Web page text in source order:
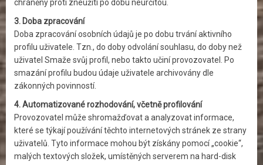
chráněny proti zneužití po dobu neurčitou.
3. Doba zpracování
Doba zpracování osobních údajů je po dobu trvání aktivního
profilu uživatele. Tzn., do doby odvolání souhlasu, do doby než
uživatel Smaže svůj profil, nebo takto učiní provozovatel. Po
smazání profilu budou údaje uživatele archivovány dle
zákonných povinností.
4. Automatizované rozhodování, včetně profilování
Provozovatel může shromažďovat a analyzovat informace,
které se týkají používání těchto internetových stránek ze strany
uživatelů. Tyto informace mohou být získány pomocí „cookie“,
malých textových složek, umístěných serverem na hard-disk